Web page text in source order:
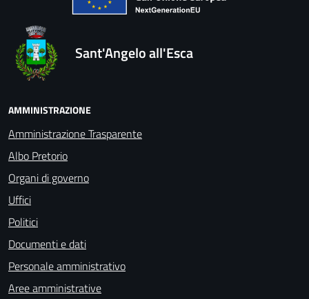
Sant'Angelo all'Esca
AMMINISTRAZIONE
Amministrazione Trasparente
Albo Pretorio
Organi di governo
Uffici
Politici
Documenti e dati
Personale amministrativo
Aree amministrative